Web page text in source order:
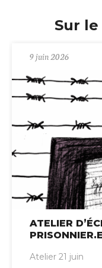
Sur
9 juin 2026
ATELIER
Atelier 21 juin